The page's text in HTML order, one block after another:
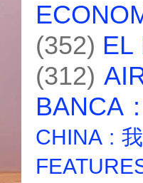
(352) EL
(312)
BANCA
CHINA :